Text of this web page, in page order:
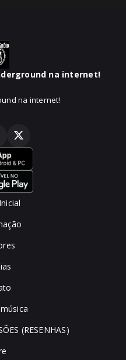
na internet!
na internet!
(RESENHAS)